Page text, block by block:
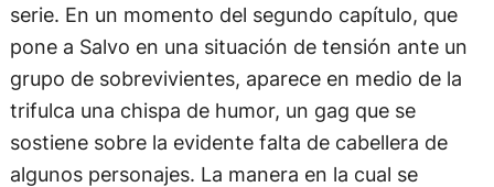
serie. En un momento del segundo capítulo, que
pone a Salvo en una situación de tensión ante un
grupo de sobrevivientes, aparece en medio de la
trifulca una chispa de humor, un gag que se
sostiene sobre la evidente falta de cabellera de
algunos personajes. La manera en la cual se